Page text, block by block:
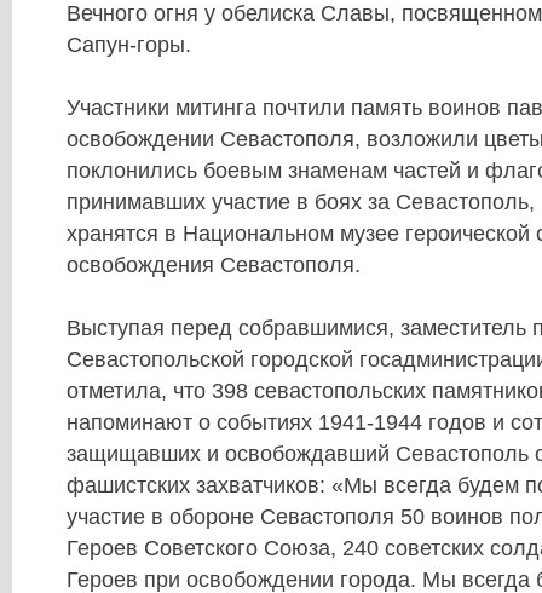
Вечного огня у обелиска Славы,
Сапун-горы.
Участники митинга почтили память воинов
освобождении Севастополя, возложили
поклонились боевым знаменам частей и
принимавших участие в боях за
хранятся в Национальном музее героической
освобождения Севастополя.
Выступая перед собравшимися, заместитель
Севастопольской городской
отметила, что 398 севастопольских
напоминают о событиях 1941-1944 годов и
защищавших и освобождавший Севастополь
фашистских захватчиков: «Мы всегда будем
участие в обороне Севастополя 50 воинов
Героев Советского Союза, 240 советских
Героев при освобождении города. Мы всегда